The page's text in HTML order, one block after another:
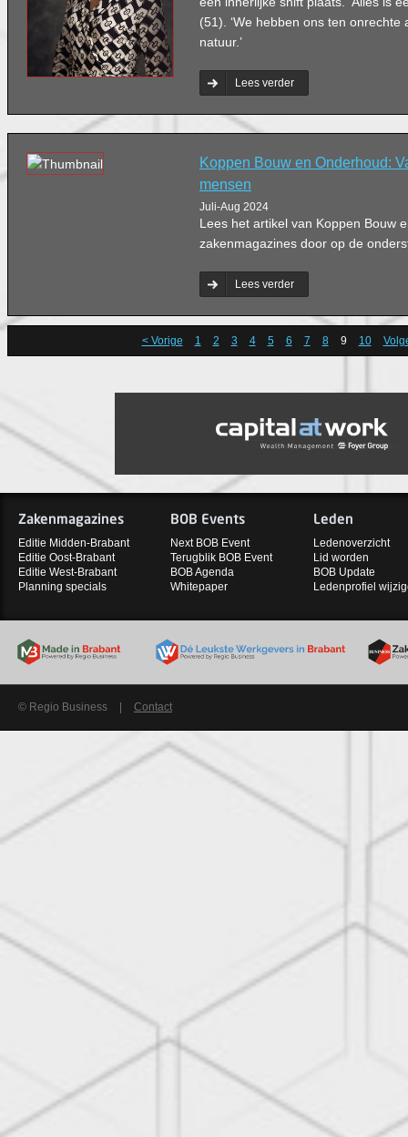
(51). ‘We hebben ons ten onrechte
natuur.’
Lees verder
Koppen Bouw en Onderhoud:
mensen
Juli-Aug 2024
Lees het artikel van Koppen Bouw
zakenmagazines door op de
Lees verder
< Vorige 1 2 3 4 5 6 7 8 9 10
Zakenmagazines
Editie Midden-Brabant
Editie Oost-Brabant
Editie West-Brabant
Planning specials
BOB Events
Next BOB Event
Terugblik BOB Event
BOB Agenda
Whitepaper
Leden
Ledenoverzicht
Lid worden
BOB Update
Ledenprofiel
© Regio Business Contact